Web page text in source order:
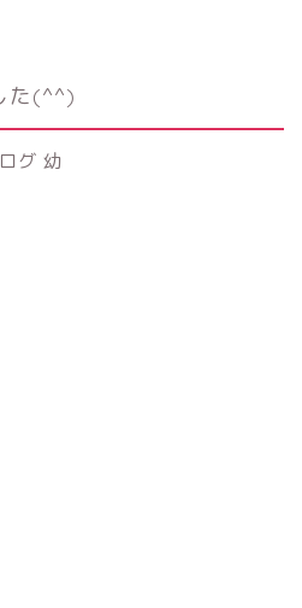
た(^^)